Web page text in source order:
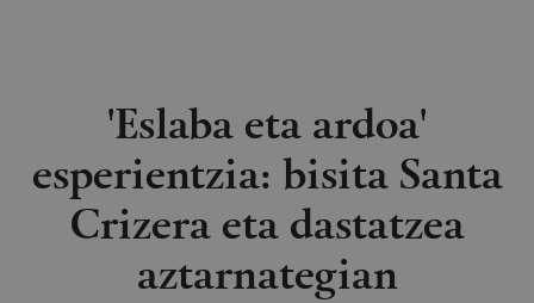
'Eslaba eta ardoa'
esperientzia: bisita Santa
Crizera eta dastatzea
aztarnategian